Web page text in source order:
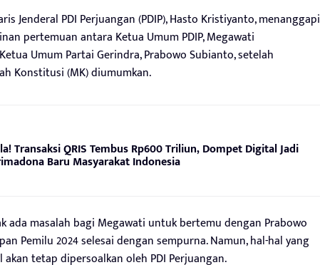
Jenderal PDI Perjuangan (PDIP), Hasto Kristiyanto, menanggapi
pertemuan antara Ketua Umum PDIP, Megawati
Umum Partai Gerindra, Prabowo Subianto, setelah
Konstitusi (MK) diumumkan.
Transaksi QRIS Tembus Rp600 Triliun, Dompet Digital Jadi
Baru Masyarakat Indonesia
ada masalah bagi Megawati untuk bertemu dengan Prabowo
Pemilu 2024 selesai dengan sempurna. Namun, hal-hal yang
tetap dipersoalkan oleh PDI Perjuangan.